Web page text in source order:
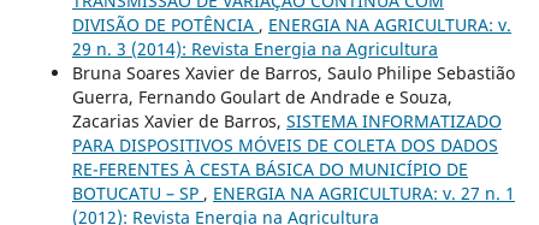
DIVISÃO DE POTÊNCIA , ENERGIA NA AGRICULTURA: v.
29 n. 3 (2014): Revista Energia na Agricultura
Bruna Soares Xavier de Barros, Saulo Philipe Sebastião
Guerra, Fernando Goulart de Andrade e Souza,
Zacarias Xavier de Barros, SISTEMA INFORMATIZADO
PARA DISPOSITIVOS MÓVEIS DE COLETA DOS DADOS
RE-FERENTES À CESTA BÁSICA DO MUNICÍPIO DE
BOTUCATU – SP , ENERGIA NA AGRICULTURA: v. 27 n. 1
(2012): Revista Energia na Agricultura